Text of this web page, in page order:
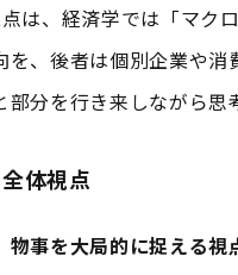
は、経済学では「マク
を、後者は個別企業や
部分を行き来しながら思
体視点
物事を大局的に捉える視